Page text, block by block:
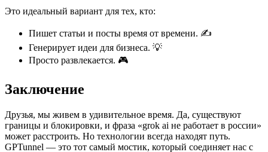
Это идеальный вариант для тех, кто:
Пишет статьи и посты время от времени. ✍️
Генерирует идеи для бизнеса. 💡
Просто развлекается. 🎮
Заключение
Друзья, мы живем в удивительное время. Да, существуют
границы и блокировки, и фраза «grok ai не работает в россии»
может расстроить. Но технологии всегда находят путь.
GPTunnel — это тот самый мостик, который соединяет нас с